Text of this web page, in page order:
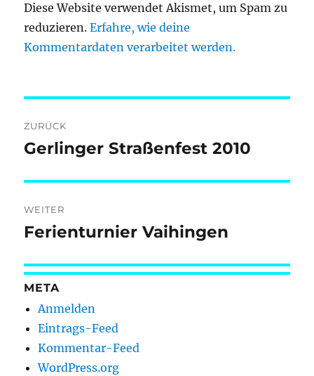
Diese Website verwendet Akismet, um Spam zu
reduzieren.Erfahre, wie deine
Kommentardaten verarbeitet werden.
ZURÜCK
Vorheriger
Gerlinger Straßenfest 2010
WEITER
Nächster
Ferienturnier Vaihingen
META
Anmelden
Eintrags-Feed
Kommentar-Feed
WordPress.org